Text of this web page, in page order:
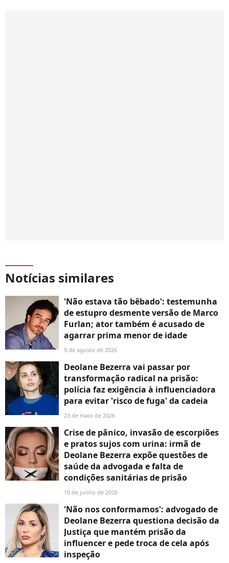
Notícias similares
'Não estava tão bêbado': testemunha
de estupro desmente versão de Marco
Furlan; ator também é acusado de
agarrar prima menor de idade
9 de agosto de 2026
Deolane Bezerra vai passar por
transformação radical na prisão:
polícia faz exigência à influenciadora
para evitar 'risco de fuga' da cadeia
23 de maio de 2026
Crise de pânico, invasão de escorpiões
e pratos sujos com urina: irmã de
Deolane Bezerra expõe questões de
saúde da advogada e falta de
condições sanitárias de prisão
10 de junho de 2026
'Não nos conformamos': advogado de
Deolane Bezerra questiona decisão da
Justiça que mantém prisão da
influencer e pede troca de cela após
inspeção